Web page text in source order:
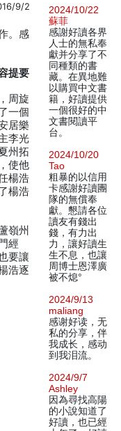
9/2
。感
提要
周旋
一個
居樂
李光
州拓
使他
楊浩
楊浩
嶺州
經
要讓
浩逐
2024/10/22
蘇菲
感謝好讀各界
人士的無私奉
獻并分享了不
同種類的書
藏。在異地難
以購買中文書
籍，好讀提供
一個很好的中
文書閱讀平
台。
2024/10/20
Tao
粗暴的以信用
卡感謝好讀團
隊的無償奉
獻。懇請各位
讀友有錢出
錢，有力出
力，讓好讀生
生不息，也讓
周博士恩澤廣
被不熄°
2024/9/13
maliang
感谢好读，无
私的分享，伴
我成长，感动
到我泪流。
2024/9/7
Ashley
因為尋找高陽
的小說知道了
好讀，也已經